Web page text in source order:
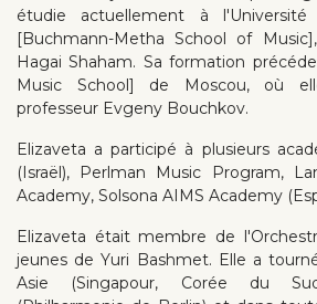
étudie actuellement à
[Buchmann-Metha School of
Hagai Shaham. Sa formation
Music School] de Moscou, où
professeur Evgeny Bouchkov.
Elizaveta a participé à plusieurs
(Israël), Perlman Music Program,
Academy, Solsona AIMS Academy
Elizaveta était membre de
jeunes de Yuri Bashmet. Elle a
Asie (Singapour, Corée du